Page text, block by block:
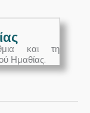
και τη
Ημαθίας.